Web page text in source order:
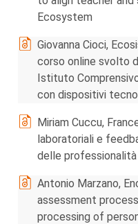
Ecosystem
Giovanna Cioci,
corso online svolto
Istituto
con dispositivi
Miriam Cuccu,
laboratoriali e
delle
Antonio Marzano,
assessment
processing of